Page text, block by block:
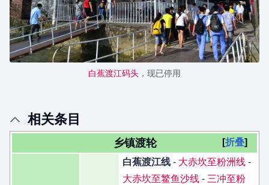
白蕉渡江码头 ，现已停用
相关条目
折叠
乡镇渡轮
白蕉渡江线 - 大赤坎至粉洲线 -
大赤坎至鳘鱼沙线 - 三冲至粉